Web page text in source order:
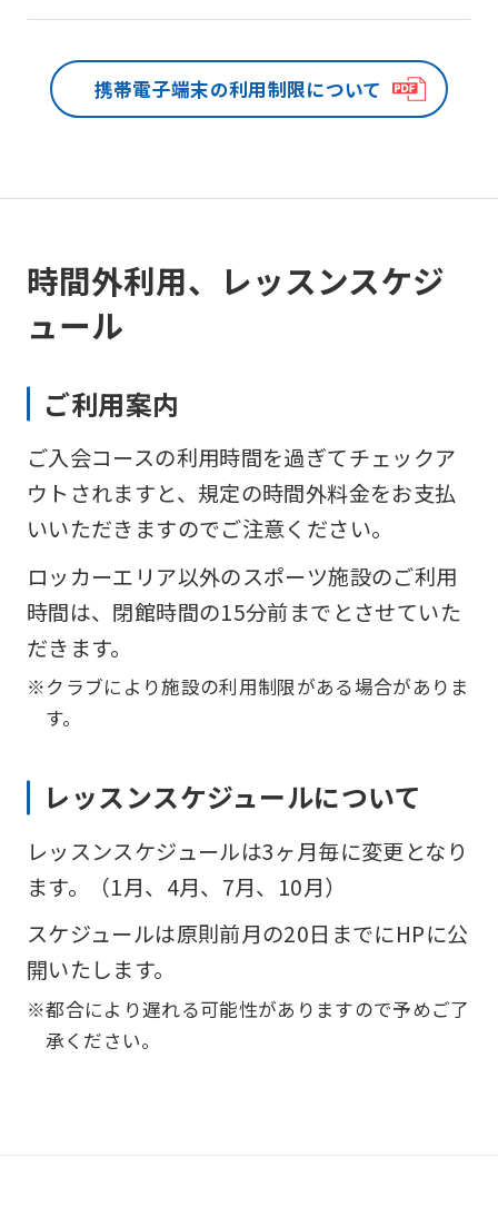
携帯電子端末の利用制限について
時間外利用、レッスンスケジ
ュール
ご利用案内
ご入会コースの利用時間を過ぎてチェックア
ウトされますと、規定の時間外料金をお支払
いいただきますのでご注意ください。
ロッカーエリア以外のスポーツ施設のご利用
時間は、閉館時間の15分前までとさせていた
だきます。
※クラブにより施設の利用制限がある場合がありま
す。
レッスンスケジュールについて
レッスンスケジュールは3ヶ月毎に変更となり
ます。（1月、4月、7月、10月）
スケジュールは原則前月の20日までにHPに公
開いたします。
※都合により遅れる可能性がありますので予めご了
承ください。